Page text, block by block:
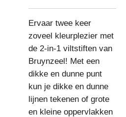
Ervaar twee keer
zoveel kleurplezier met
de 2-in-1 viltstiften van
Bruynzeel! Met een
dikke en dunne punt
kun je dikke en dunne
lijnen tekenen of grote
en kleine oppervlakken